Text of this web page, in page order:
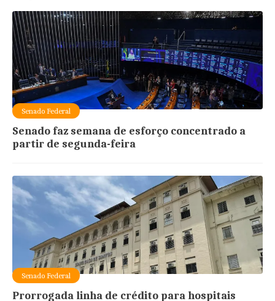
Senado Federal
Senado faz semana de esforço concentrado a
partir de segunda-feira
Senado Federal
Prorrogada linha de crédito para hospitais